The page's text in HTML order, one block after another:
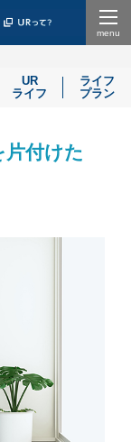
UR
ライフ
ライフ
プラン
片付けた